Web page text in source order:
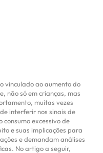
vinculado ao aumento do
não só em crianças, mas
muitas vezes
interferir nos sinais de
excessivo de
e suas implicações para
e demandam análises
No artigo a seguir,